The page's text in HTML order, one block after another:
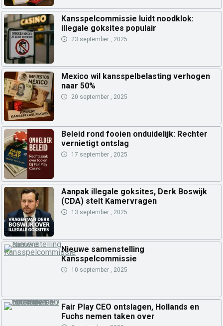
Kansspelcommissie luidt noodklok:
illegale goksites populair
23 september , 2025
Mexico wil kansspelbelasting verhogen
naar 50%
20 september , 2025
Beleid rond fooien onduidelijk: Rechter
vernietigt ontslag
17 september , 2025
Aanpak illegale goksites, Derk Boswijk
(CDA) stelt Kamervragen
13 september , 2025
Nieuwe samenstelling
Kansspelcommissie
10 september , 2025
Fair Play CEO ontslagen, Hollands en
Fuchs nemen taken over